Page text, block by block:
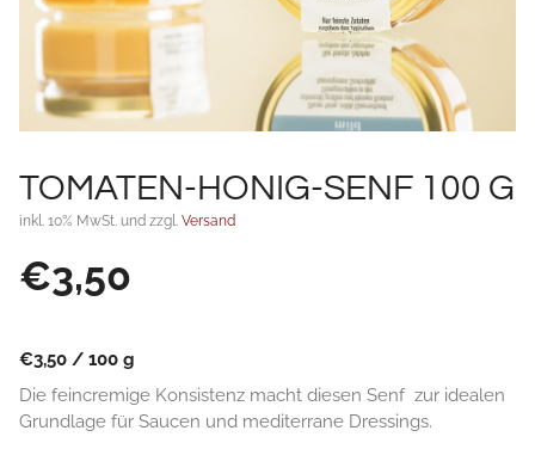
TOMATEN-HONIG-SENF 100 G
inkl. 10% MwSt. und zzgl. Versand
€3,50
€3,50 / 100 g
Die feincremige Konsistenz macht diesen Senf zur idealen
Grundlage für Saucen und mediterrane Dressings.